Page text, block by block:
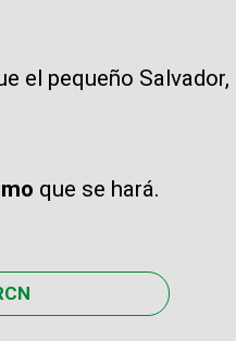
el pequeño Salvador,
que se hará.